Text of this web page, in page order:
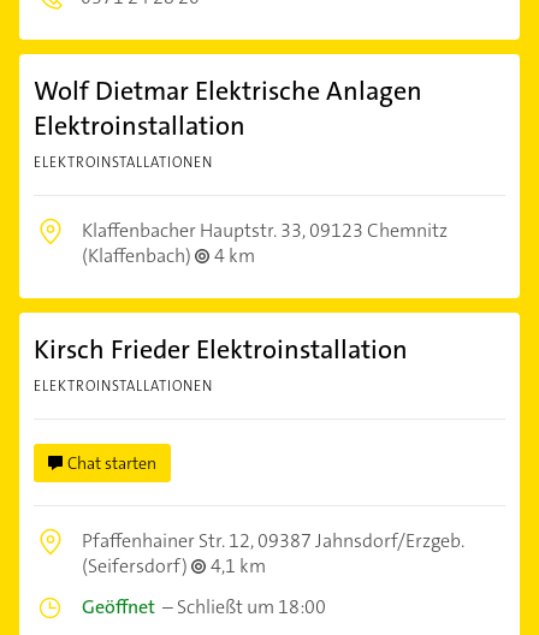
Wolf Dietmar Elektrische Anlagen
Elektroinstallation
ELEKTROINSTALLATIONEN
Klaffenbacher Hauptstr. 33,09123 Chemnitz
(Klaffenbach)
4 km
Kirsch Frieder Elektroinstallation
ELEKTROINSTALLATIONEN
Chat starten
Pfaffenhainer Str. 12,09387 Jahnsdorf/Erzgeb.
(Seifersdorf)
4,1 km
Geöffnet –Schließt um 18:00